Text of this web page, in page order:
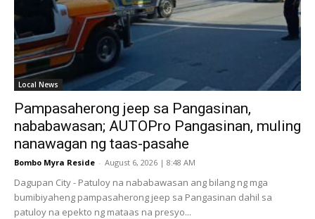
Local News
Pampasaherong jeep sa Pangasinan,
nababawasan; AUTOPro Pangasinan, muling
nanawagan ng taas-pasahe
Bombo Myra Reside - August 6, 2026 | 8:48 AM
Dagupan City - Patuloy na nababawasan ang bilang ng mga
bumibiyaheng pampasaherong jeep sa Pangasinan dahil sa
patuloy na epekto ng mataas na presyo...